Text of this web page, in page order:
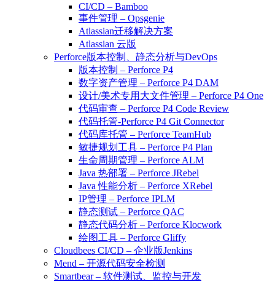
CI/CD – Bamboo
事件管理 – Opsgenie
Atlassian迁移解决方案
Atlassian 云版
Perforce版本控制、静态分析与DevOps
版本控制 – Perforce P4
数字资产管理 – Perforce P4 DAM
设计/美术专用大文件管理 – Perforce P4 One
代码审查 – Perforce P4 Code Review
代码托管-Perforce P4 Git Connector
代码库托管 – Perforce TeamHub
敏捷规划工具 – Perforce P4 Plan
生命周期管理 – Perforce ALM
Java 热部署 – Perforce JRebel
Java 性能分析 – Perforce XRebel
IP管理 – Perforce IPLM
静态测试 – Perforce QAC
静态代码分析 – Perforce Klocwork
绘图工具 – Perforce Gliffy
Cloudbees CI/CD – 企业版Jenkins
Mend – 开源代码安全检测
Smartbear – 软件测试、监控与开发